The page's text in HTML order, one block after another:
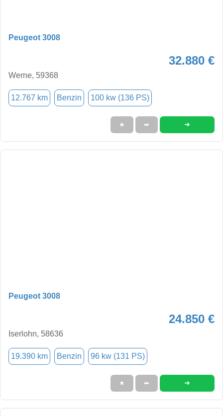
Peugeot 3008
32.880 €
Werne, 59368
12.767 km Benzin 100 kw (136 PS)
★ ➦ ➜
Peugeot 3008
24.850 €
Iserlohn, 58636
19.390 km Benzin 96 kw (131 PS)
★ ➦ ➜